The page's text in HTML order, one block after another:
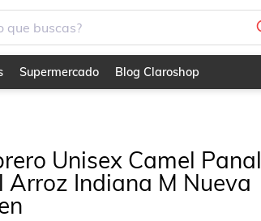
Supermercado Blog Claroshop
Unisex Camel Panal
Arroz Indiana M Nueva